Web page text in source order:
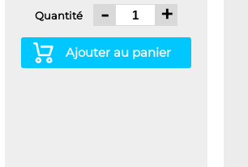
Quantité - +
Ajouter au panier